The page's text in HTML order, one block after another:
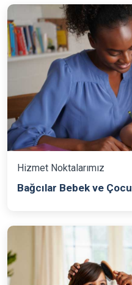
Hizmet Noktalarımız
Bağcılar Bebek ve